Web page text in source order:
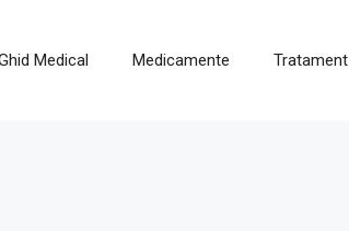
Medical Medicamente Tratament